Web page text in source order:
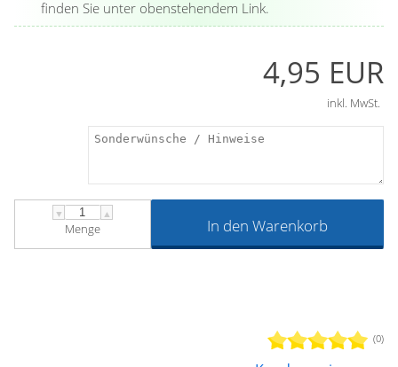
finden Sie unter obenstehendem Link.
(0)
4,95 EUR
inkl. MwSt.
▼ ▲
Menge In den Warenkorb